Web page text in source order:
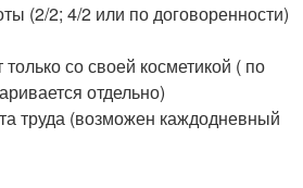
(2/2; 4/2 или по договоренности)
со своей косметикой ( по
отдельно)
труда (возможен каждодневный